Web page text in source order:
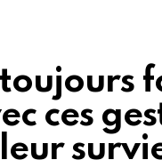
toujours
ces